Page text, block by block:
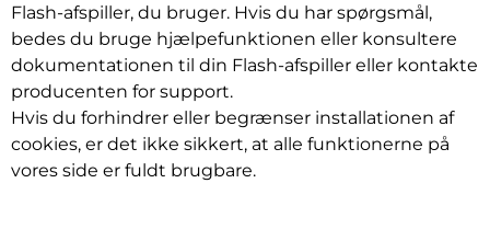
Flash-afspiller, du bruger. Hvis du har spørgsmål,
bedes du bruge hjælpefunktionen eller konsultere
dokumentationen til din Flash-afspiller eller kontakte
producenten for support.
Hvis du forhindrer eller begrænser installationen af
cookies, er det ikke sikkert, at alle funktionerne på
vores side er fuldt brugbare.